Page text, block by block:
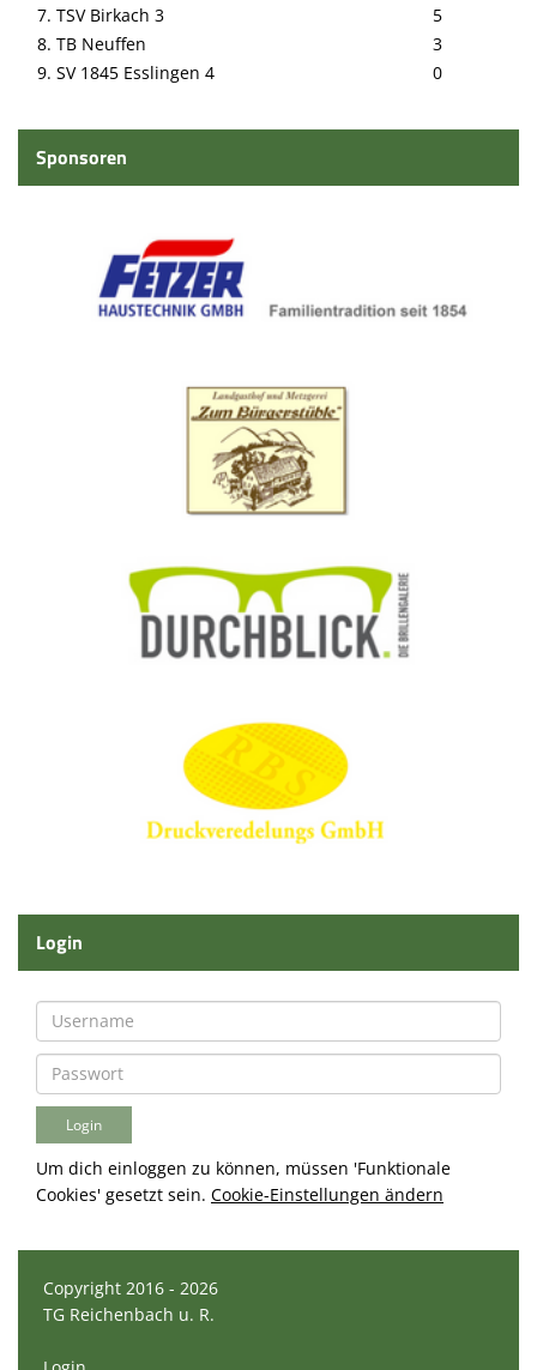
7. TSV Birkach 3
5
8. TB Neuffen
3
9. SV 1845 Esslingen 4
0
Sponsoren
Login
Um dich einloggen zu können, müssen 'Funktionale
Cookies' gesetzt sein. Cookie-Einstellungen ändern
Copyright 2016 - 2026
TG Reichenbach u. R.